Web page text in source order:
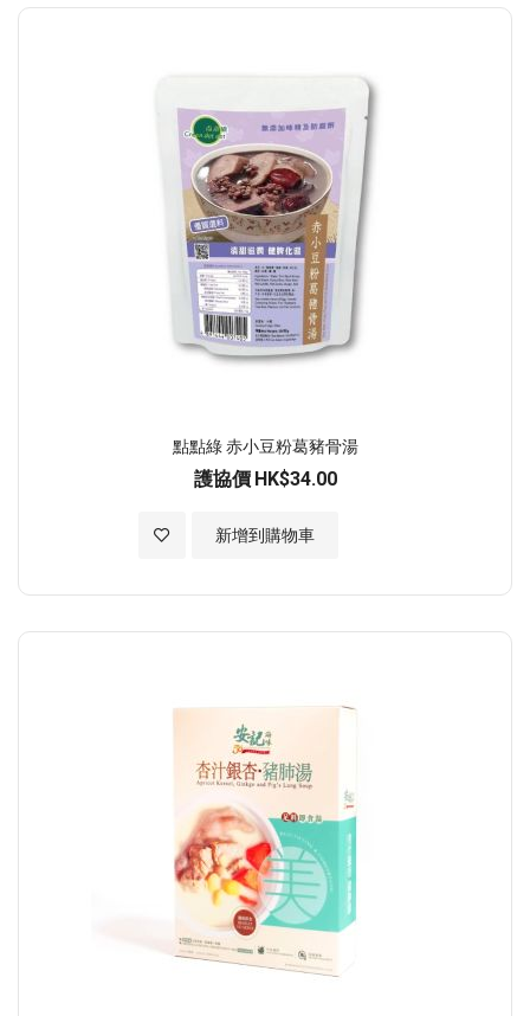
點點綠 赤小豆粉葛豬骨湯
護協價 HK$34.00
新增到購物車
加入至願望清單